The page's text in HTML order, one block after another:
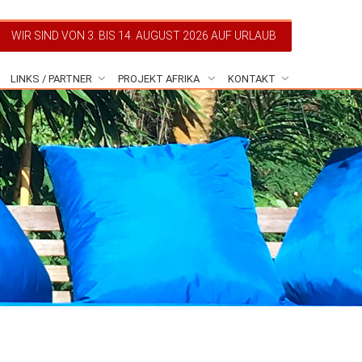
WIR SIND VON 3. BIS 14. AUGUST 2026 AUF URLAUB
LINKS / PARTNER PROJEKT AFRIKA KONTAKT